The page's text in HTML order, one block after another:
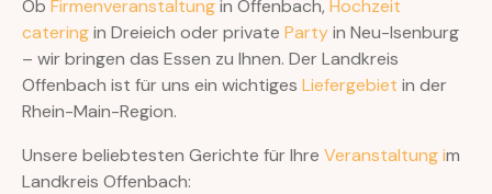
Ob Firmenveranstaltungin Offenbach, Hochzeit
cateringin Dreieich oder private Partyin Neu-Isenburg
– wir bringen das Essen zu Ihnen. Der Landkreis
Offenbach ist für uns ein wichtiges Liefergebiet in der
Rhein-Main-Region.
Unsere beliebtesten Gerichte für Ihre Veranstaltung im
Landkreis Offenbach: